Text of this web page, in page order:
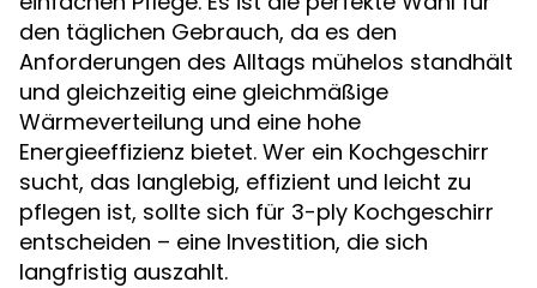
den täglichen Gebrauch, da es den
Anforderungen des Alltags mühelos standhält
und gleichzeitig eine gleichmäßige
Wärmeverteilung und eine hohe
Energieeffizienz bietet. Wer ein Kochgeschirr
sucht, das langlebig, effizient und leicht zu
pflegen ist, sollte sich für 3-ply Kochgeschirr
entscheiden – eine Investition, die sich
langfristig auszahlt.